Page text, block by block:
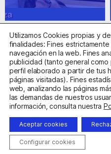
Centro Sanitario
Aviso LegalPolítica de
Clínica de la Ansiedad.
Correo:
Utilizamos Cookies propias y
finalidades: Fines
navegación en la web. Fines
publicidad (tanto general
perfil elaborado a partir de tus
páginas visitadas). Fines
web, analizando las páginas
las demandas de nuestros
información, consulta nuestra
Aceptar cookies
Configurar cookies